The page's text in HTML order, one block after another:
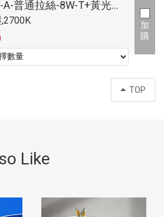
A-普通拉絲-8W-T+黃光
加
購
TOP
Like